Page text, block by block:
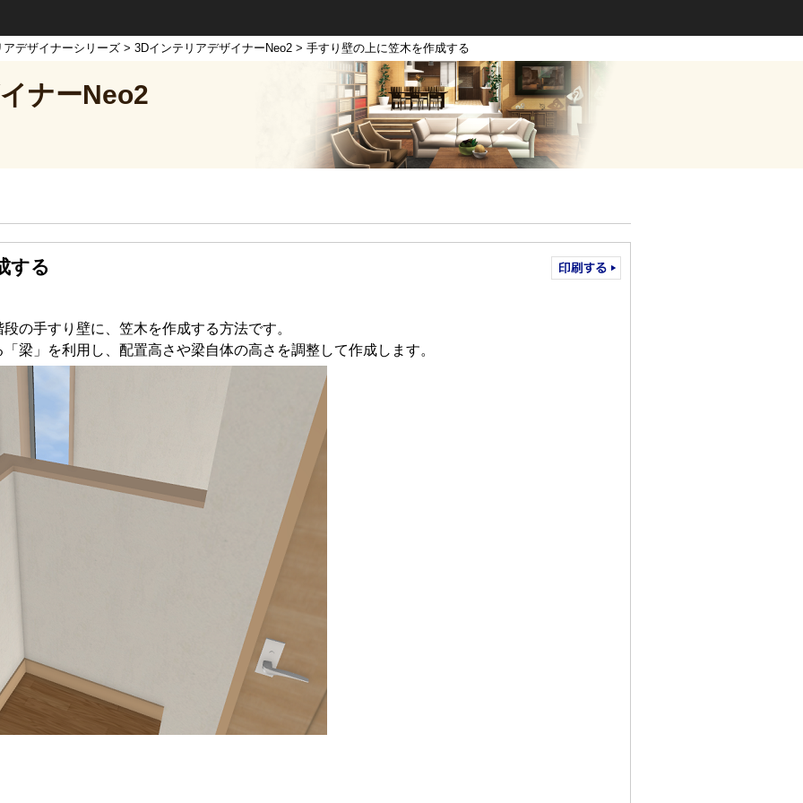
アデザイナーシリーズ > 3DインテリアデザイナーNeo2 > 手すり壁の上に笠木を作成する
ナーNeo2
する
の手すり壁に、笠木を作成する方法です。
梁」を利用し、配置高さや梁自体の高さを調整して作成します。